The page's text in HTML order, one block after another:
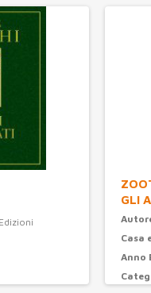
GLI
Casa
Anno